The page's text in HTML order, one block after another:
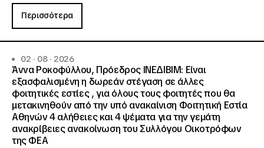
Περισσότερα
02 · 08 · 2026
Άννα Ροκοφύλλου, Πρόεδρος ΙΝΕΔΙΒΙΜ: Είναι
εξασφαλισμένη η δωρεάν στέγαση σε άλλες
φοιτητικές εστίες , για όλους τους φοιτητές που θα
μετακινηθούν από την υπό ανακαίνιση Φοιτητική Εστία
Αθηνών 4 αλήθειες και 4 ψέματα για την γεμάτη
ανακρίβειες ανακοίνωση του Συλλόγου Οικοτρόφων
της ΦΕΑ